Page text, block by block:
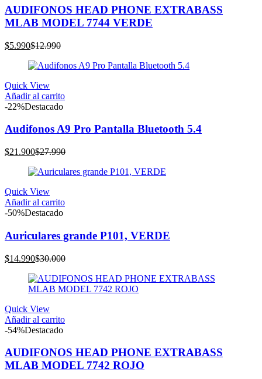
AUDIFONOS HEAD PHONE EXTRABASS
MLAB MODEL 7744 VERDE
$5.990El
actual
$5.990.
$12.990El
original
Quick View
Añadir al carrito
-22%Destacado
Audifonos A9 Pro Pantalla Bluetooth 5.4
$21.900El
actual
$21.900.
$27.990El
original
Quick View
Añadir al carrito
-50%Destacado
Auriculares grande P101, VERDE
$14.990El
actual
es:
$30.000El
original
era:
Quick View
Añadir al carrito
-54%Destacado
AUDIFONOS HEAD PHONE EXTRABASS
MLAB MODEL 7742 ROJO